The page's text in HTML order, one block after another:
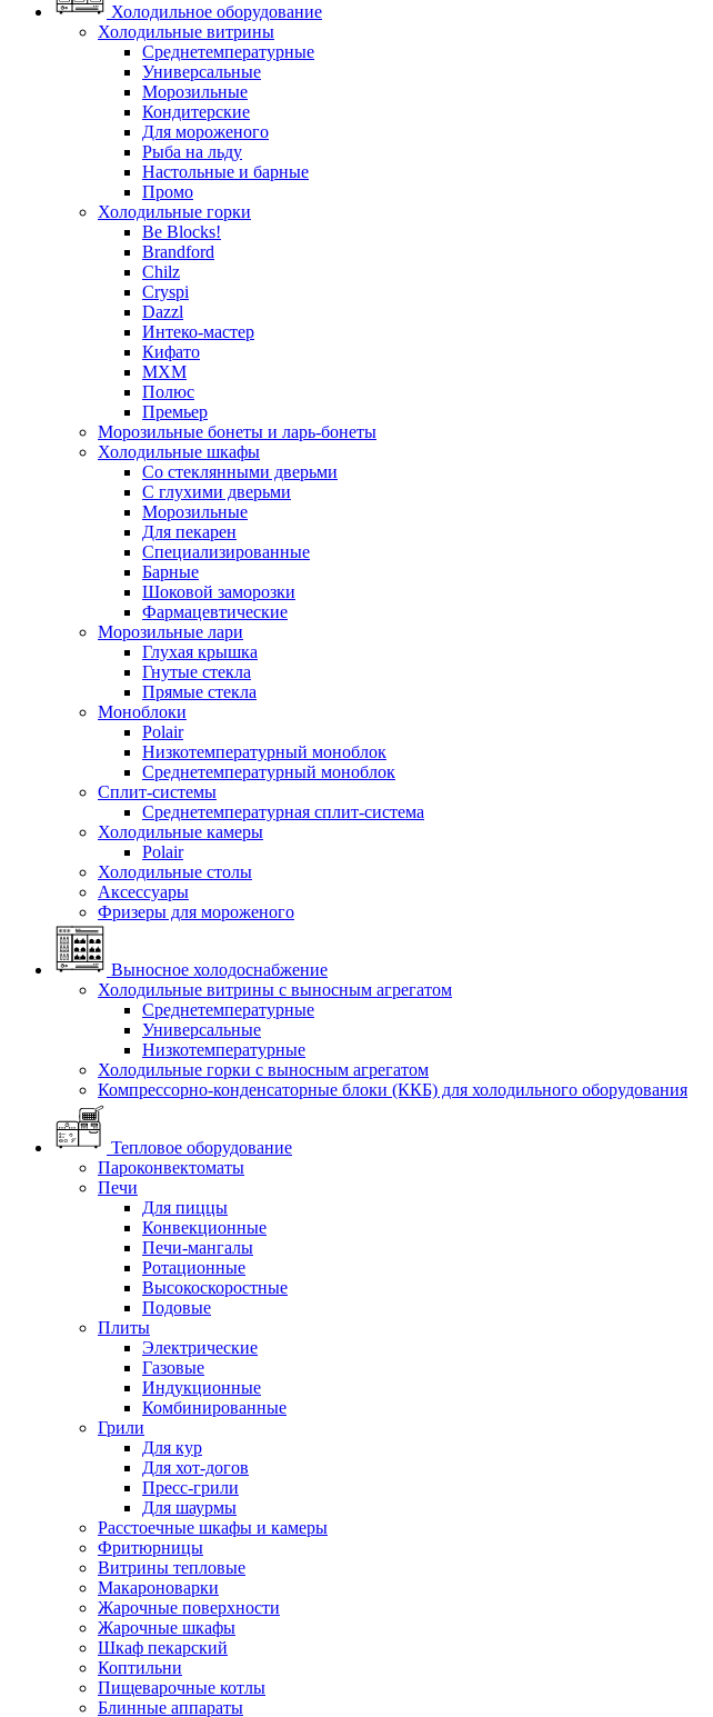
Холодильное оборудование
Холодильные витрины
Среднетемпературные
Универсальные
Морозильные
Кондитерские
Для мороженого
Рыба на льду
Настольные и барные
Промо
Холодильные горки
Be Blocks!
Brandford
Chilz
Cryspi
Dazzl
Интеко-мастер
Кифато
МХМ
Полюс
Премьер
Морозильные бонеты и ларь-бонеты
Холодильные шкафы
Со стеклянными дверьми
С глухими дверьми
Морозильные
Для пекарен
Специализированные
Барные
Шоковой заморозки
Фармацевтические
Морозильные лари
Глухая крышка
Гнутые стекла
Прямые стекла
Моноблоки
Polair
Низкотемпературный моноблок
Среднетемпературный моноблок
Сплит-системы
Среднетемпературная сплит-система
Холодильные камеры
Polair
Холодильные столы
Аксессуары
Фризеры для мороженого
Выносное холодоснабжение
Холодильные витрины с выносным агрегатом
Среднетемпературные
Универсальные
Низкотемпературные
Холодильные горки с выносным агрегатом
Компрессорно-конденсаторные блоки (ККБ) для холодильного оборудования
Тепловое оборудование
Пароконвектоматы
Печи
Для пиццы
Конвекционные
Печи-мангалы
Ротационные
Высокоскоростные
Подовые
Плиты
Электрические
Газовые
Индукционные
Комбинированные
Грили
Для кур
Для хот-догов
Пресс-грили
Для шаурмы
Расстоечные шкафы и камеры
Фритюрницы
Витрины тепловые
Макароноварки
Жарочные поверхности
Жарочные шкафы
Шкаф пекарский
Коптильни
Пищеварочные котлы
Блинные аппараты